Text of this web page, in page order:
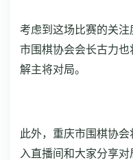
考虑到这场比赛的关
市围棋协会会长古力
解主将对局。
此外，重庆市围棋协
入直播间和大家分享